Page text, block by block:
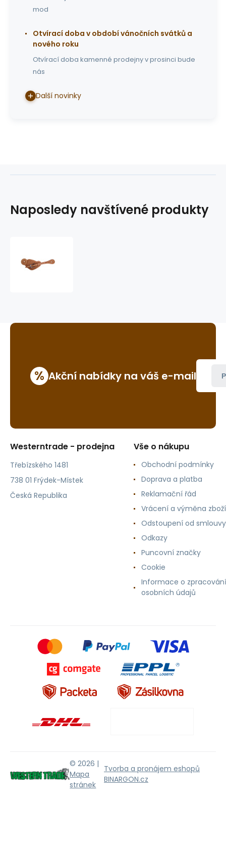
mod
Otvírací doba v období vánočních svátků a
nového roku
Otvírací doba kamenné prodejny v prosinci bude
nás
Další novinky
Naposledy navštívené produkty
% Akční nabídky na váš e-mail
Westerntrade - prodejna
Třebízského 1481
738 01 Frýdek-Místek
Česká Republika
Vše o nákupu
Obchodní podmínky
Doprava a platba
Reklamační řád
Vrácení a výměna zboží
Odstoupení od smlouvy
Odkazy
Puncovní značky
Cookie
Informace o zpracování
osobních údajů
© 2026 |
Mapa
stránek
Tvorba a pronájem eshopů
BINARGON.cz